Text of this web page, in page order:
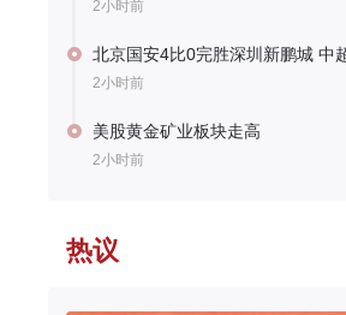
2小时前
北京国安4比0完胜深圳新鹏城 中
2小时前
美股黄金矿业板块走高
2小时前
热议